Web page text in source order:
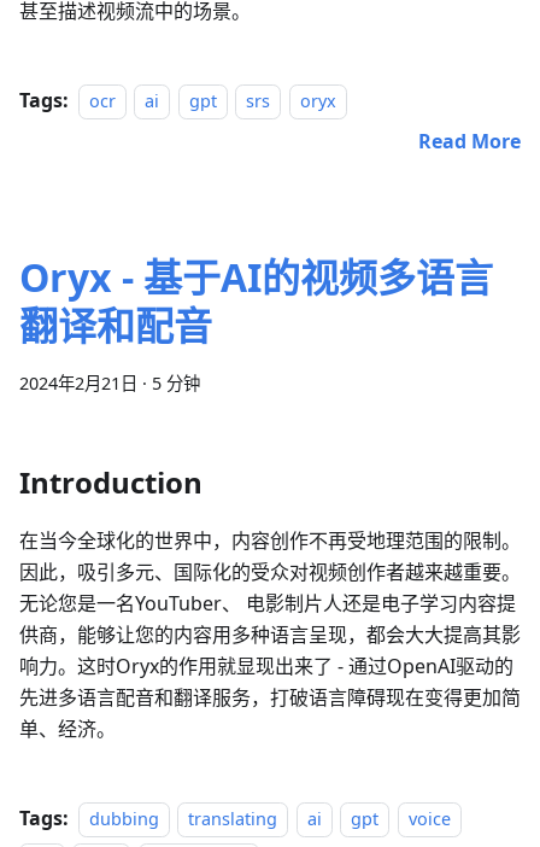
甚至描述视频流中的场景。
Tags: ocr ai gpt srs oryx
Read More
Oryx - 基于AI的视频多语言
翻译和配音
2024年2月21日 · 5 分钟
Introduction
在当今全球化的世界中，内容创作不再受地理范围的限制。
因此，吸引多元、国际化的受众对视频创作者越来越重要。
无论您是一名YouTuber、 电影制片人还是电子学习内容提
供商，能够让您的内容用多种语言呈现，都会大大提高其影
响力。这时Oryx的作用就显现出来了 - 通过OpenAI驱动的
先进多语言配音和翻译服务，打破语言障碍现在变得更加简
单、经济。
Tags: dubbing translating ai gpt
voice